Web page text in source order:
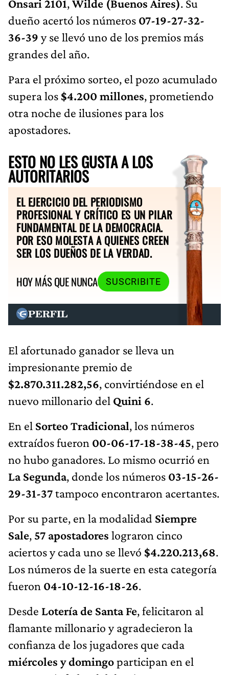
Onsari 2101,Wilde (Buenos Aires). Su
dueño acertó los números 07-19-27-32-
36-39 y se llevó uno de los premios más
grandes del año.
Para el próximo sorteo, el pozo acumulado
supera los $4.200 millones, prometiendo
otra noche de ilusiones para los
apostadores.
ESTO NO LES GUSTA A LOS
AUTORITARIOS
EL EJERCICIO DEL PERIODISMO
PROFESIONAL Y CRÍTICO ES UN PILAR
FUNDAMENTAL DE LA DEMOCRACIA.
POR ESO MOLESTA A QUIENES CREEN
SER LOS DUEÑOS DE LA VERDAD.
HOY MÁS QUE NUNCA
SUSCRIBITE
El afortunado ganador se lleva un
impresionante premio de
$2.870.311.282,56, convirtiéndose en el
nuevo millonario del Quini 6.
En el Sorteo Tradicional, los números
extraídos fueron 00-06-17-18-38-45, pero
no hubo ganadores. Lo mismo ocurrió en
La Segunda, donde los números 03-15-26-
29-31-37tampoco encontraron acertantes.
Por su parte, en la modalidad Siempre
Sale, 57 apostadores lograron cinco
aciertos y cada uno se llevó $4.220.213,68.
Los números de la suerte en esta categoría
fueron 04-10-12-16-18-26.
Desde Lotería de Santa Fe, felicitaron al
flamante millonario y agradecieron la
confianza de los jugadores que cada
miércoles y domingoparticipan en el